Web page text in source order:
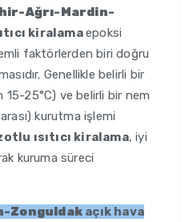
Ağrı-Mardin-
kiralamaepoksi
faktörlerden biri doğru
Genellikle belirli bir
15-25°C) ve belirli bir nem
kurutma işlemi
ısıtıcı kiralama, iyi
kuruma süreci
Zonguldak açık hava